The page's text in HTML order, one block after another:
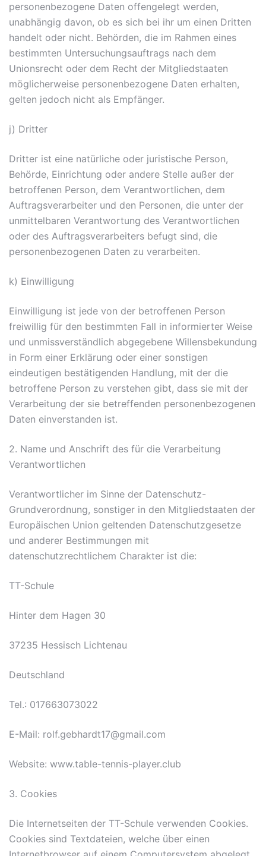
personenbezogene Daten offengelegt werden,
unabhängig davon, ob es sich bei ihr um einen Dritten
handelt oder nicht. Behörden, die im Rahmen eines
bestimmten Untersuchungsauftrags nach dem
Unionsrecht oder dem Recht der Mitgliedstaaten
möglicherweise personenbezogene Daten erhalten,
gelten jedoch nicht als Empfänger.
j) Dritter
Dritter ist eine natürliche oder juristische Person,
Behörde, Einrichtung oder andere Stelle außer der
betroffenen Person, dem Verantwortlichen, dem
Auftragsverarbeiter und den Personen, die unter der
unmittelbaren Verantwortung des Verantwortlichen
oder des Auftragsverarbeiters befugt sind, die
personenbezogenen Daten zu verarbeiten.
k) Einwilligung
Einwilligung ist jede von der betroffenen Person
freiwillig für den bestimmten Fall in informierter Weise
und unmissverständlich abgegebene Willensbekundung
in Form einer Erklärung oder einer sonstigen
eindeutigen bestätigenden Handlung, mit der die
betroffene Person zu verstehen gibt, dass sie mit der
Verarbeitung der sie betreffenden personenbezogenen
Daten einverstanden ist.
2. Name und Anschrift des für die Verarbeitung
Verantwortlichen
Verantwortlicher im Sinne der Datenschutz-
Grundverordnung, sonstiger in den Mitgliedstaaten der
Europäischen Union geltenden Datenschutzgesetze
und anderer Bestimmungen mit
datenschutzrechtlichem Charakter ist die:
TT-Schule
Hinter dem Hagen 30
37235 Hessisch Lichtenau
Deutschland
Tel.: 017663073022
E-Mail: rolf.gebhardt17@gmail.com
Website: www.table-tennis-player.club
3. Cookies
Die Internetseiten der TT-Schule verwenden Cookies.
Cookies sind Textdateien, welche über einen